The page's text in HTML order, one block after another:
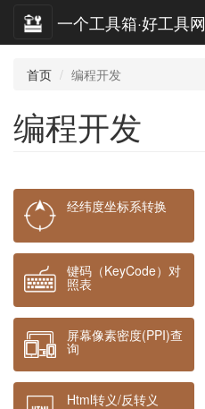
一个工具箱·好工具网
首页 编程开发
编程开发
经纬度坐标系转换
键码（KeyCode）对
照表
屏幕像素密度(PPI)查
询
Html转义/反转义